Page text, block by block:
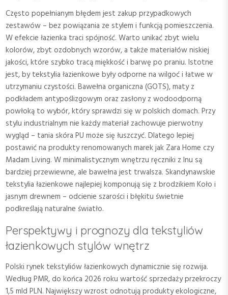
Często popełnianym błędem jest zakup przypadkowych
zestawów – bez powiązania ze stylem i funkcją pomieszczenia.
W efekcie łazienka traci spójność. Warto unikać zbyt wielu
kolorów, zbyt ozdobnych wzorów, a także materiałów niskiej
jakości, które szybko tracą miękkość i barwę po praniu. Istotne
jest, by tekstylia łazienkowe były odporne na wilgoć i łatwe w
utrzymaniu czystości. Bawełna organiczna (GOTS), maty z
podkładem antypoślizgowym oraz zasłony z wodoodporną
powłoką to wybór, który sprawdzi się w polskich domach. Przy
stylu industrialnym nie każdy materiał zachowuje pierwotny
wygląd – tania skóra PU może się łuszczyć. Dlatego lepiej
postawić na produkty renomowanych marek jak Zara Home czy
Madam Living. W minimalistycznym wnętrzu ręczniki z lnu są
bardziej przewiewne, ale bawełna jest trwalsza. Skandynawskie
tekstylia łazienkowe najlepiej komponują się z brodzikiem Koło i
jasnym drewnem – odcienie szarości i błękitu świetnie
podkreślają naturalne światło.
Perspektywy i prognozy dla tekstyliów
łazienkowych stylów wnętrz
Polski rynek tekstyliów łazienkowych dynamicznie się rozwija.
Według PMR, do końca 2026 roku wartość sprzedaży przekroczy
1,5 mld PLN. Największy wzrost odnotują produkty ekologiczne,